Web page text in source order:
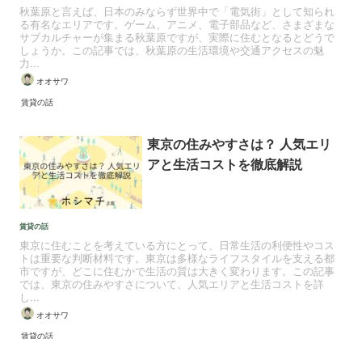
秋葉原と言えば、日本のみならず世界中で「電気街」として知られ
る有名なエリアです。ゲーム、アニメ、電子部品など、さまざまな
サブカルチャーが集まる秋葉原ですが、実際に住むとなるとどうで
しょうか。この記事では、秋葉原の生活環境や交通アクセスの魅
力...
オオサワ
賃貸の話
賃貸の話
東京の住みやすさは？ 人気エリ
アと生活コストを徹底解説
東京に住むことを考えている方にとって、日常生活の利便性やコス
トは重要な判断材料です。東京は多様なライフスタイルを支える都
市ですが、どこに住むかで生活の質は大きく変わります。この記事
では、東京の住みやすさについて、人気エリアと生活コストを詳
し...
オオサワ
賃貸の話